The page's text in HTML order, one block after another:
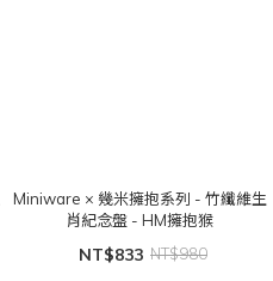
Miniware × 幾米擁抱系列 - 竹纖維生
肖紀念盤 - HM擁抱猴
NT$833 NT$980